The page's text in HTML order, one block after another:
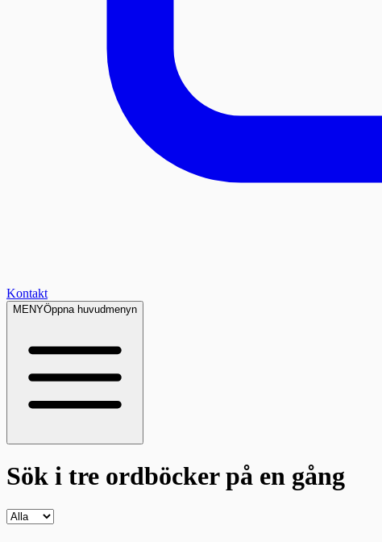
Kontakt
MENYÖppna huvudmenyn
Sök i tre ordböckerpå en gång